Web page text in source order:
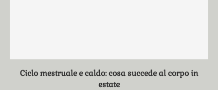
Ciclo mestruale e caldo: cosa succede al corpo in
estate